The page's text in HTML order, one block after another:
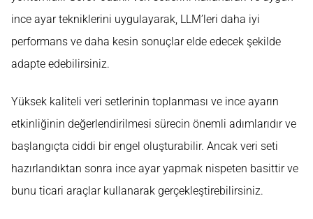
ince ayar tekniklerini uygulayarak, LLM’leri daha iyi
performans ve daha kesin sonuçlar elde edecek şekilde
adapte edebilirsiniz.
Yüksek kaliteli veri setlerinin toplanması ve ince ayarın
etkinliğinin değerlendirilmesi sürecin önemli adımlarıdır ve
başlangıçta ciddi bir engel oluşturabilir. Ancak veri seti
hazırlandıktan sonra ince ayar yapmak nispeten basittir ve
bunu ticari araçlar kullanarak gerçekleştirebilirsiniz.